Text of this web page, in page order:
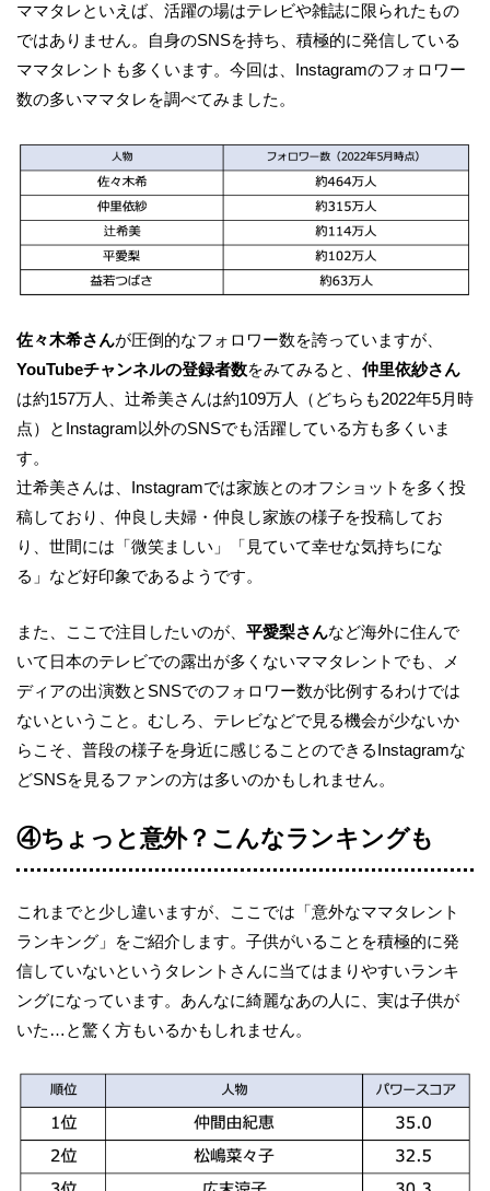
ママタレといえば、活躍の場はテレビや雑誌に限られたもの
ではありません。自身のSNSを持ち、積極的に発信している
ママタレントも多くいます。今回は、Instagramのフォロワー
数の多いママタレを調べてみました。
佐々木希さんが圧倒的なフォロワー数を誇っていますが、
YouTubeチャンネルの登録者数をみてみると、 仲里依紗さん
は約157万人、辻希美さんは約109万人（どちらも2022年5月時
点）とInstagram以外のSNSでも活躍している方も多くいま
す。
辻希美さんは、Instagramでは家族とのオフショットを多く投
稿しており、仲良し夫婦・仲良し家族の様子を投稿してお
り、世間には「微笑ましい」「見ていて幸せな気持ちにな
る」など好印象であるようです。
また、ここで注目したいのが、 平愛梨さんなど海外に住んで
いて日本のテレビでの露出が多くないママタレントでも、メ
ディアの出演数とSNSでのフォロワー数が比例するわけでは
ないということ。むしろ、テレビなどで見る機会が少ないか
らこそ、普段の様子を身近に感じることのできるInstagramな
どSNSを見るファンの方は多いのかもしれません。
④ちょっと意外？こんなランキングも
これまでと少し違いますが、ここでは「意外なママタレント
ランキング」をご紹介します。子供がいることを積極的に発
信していないというタレントさんに当てはまりやすいランキ
ングになっています。あんなに綺麗なあの人に、実は子供が
いた…と驚く方もいるかもしれません。